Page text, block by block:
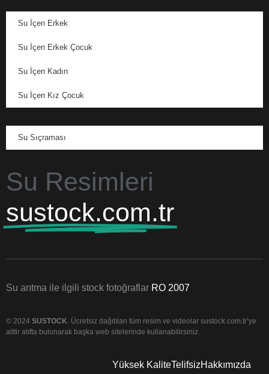
Su İçen Erkek
Su İçen Erkek Çocuk
Su İçen Kadın
Su İçen Kız Çocuk
Su Sıçraması
Su Resimleri
sustock.com.tr
Su arıtma ile ilgili stock fotoğraflar RO 2007
© 2024 SUSTOCK. Ücretsiz dağıtılan tüm resim ve videolar sustock.com.tr’ye
aittir atıfta bulunarak başka web sitelerinde kullanabilirsiniz.
Yüksek KaliteTelifsizHakkımızda